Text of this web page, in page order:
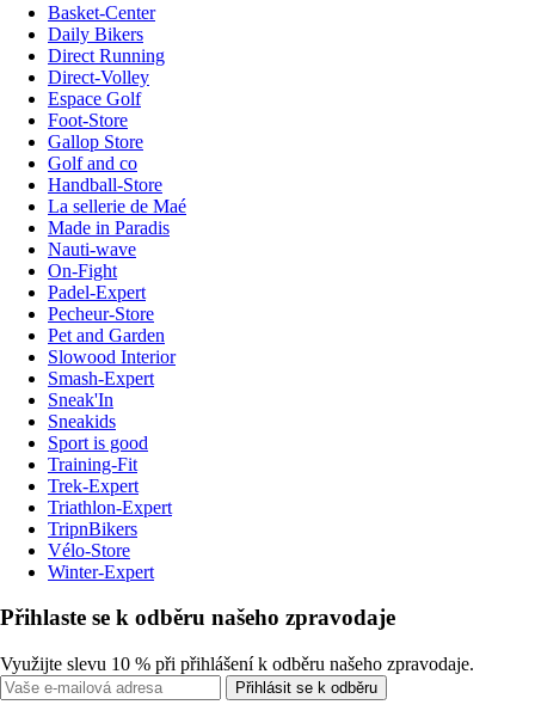
Basket-Center
Daily Bikers
Direct Running
Direct-Volley
Espace Golf
Foot-Store
Gallop Store
Golf and co
Handball-Store
La sellerie de Maé
Made in Paradis
Nauti-wave
On-Fight
Padel-Expert
Pecheur-Store
Pet and Garden
Slowood Interior
Smash-Expert
Sneak'In
Sneakids
Sport is good
Training-Fit
Trek-Expert
Triathlon-Expert
TripnBikers
Vélo-Store
Winter-Expert
Přihlaste se k odběru našeho zpravodaje
Využijte slevu 10 % při přihlášení k odběru našeho zpravodaje.
Přihlásit se k odběru